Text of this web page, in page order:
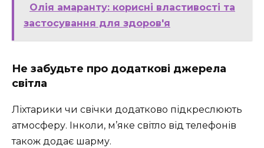
Олія амаранту: корисні властивості та
застосування для здоров'я
Не забудьте про додаткові джерела
світла
Ліхтарики чи свічки додатково підкреслюють
атмосферу. Інколи, м’яке світло від телефонів
також додає шарму.